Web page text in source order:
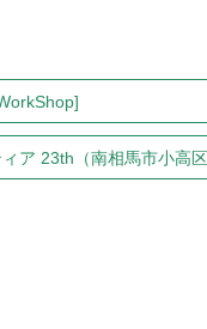
ア 23th（南相馬市小高